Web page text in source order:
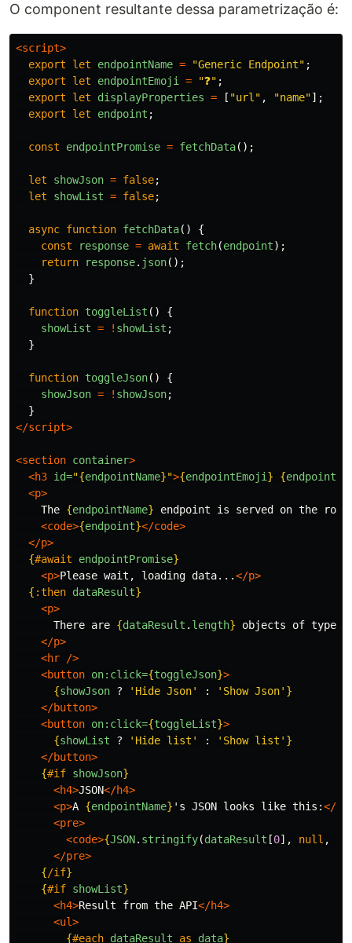
O component resultante dessa parametrização é:
<script>
export
let endpointName = "Generic Endpoint" ;
export
let endpointEmoji = "❓" ;
export
let displayProperties = [ "url " , "name"];
export
let endpoint ;
const endpointPromise = fetchData();
let showJson = false;
let
showList = false;
async function fetchData()
{
const
response = await fetch(endpoint);
return
response. json();
}
function toggleList ()
{
showList = ! showList ;
}
function toggleJson()
{
showJson = ! showJson;
}
</script>
<section container>
<h3 id="{endpointName}">{endpointEmoji } {
<p>
    The
{endpointName} endpoint is served on the
<code>{endpoint}</code>
</p>
{#await endpointPromise}
<p>Please wait, loading data...</p>
{ :then dataResult}
<p>
      There are
{dataResult . length} objects of type
</p>
<hr
/>
<button on:click={toggleJson}>
{showJson ? ' Hide Json' : ' Show Json' }
</button>
<button on:click={toggleList}>
{showList ? ' Hide list ' : ' Show list ' }
</button>
{#if showJson}
<h4>JSON</h4>
<p>A {endpointName} 's JSON looks like this:</p>
<pre>
<code>{JSON. stringify(dataResult [0], null ,
</pre>
{/if}
{#if showList}
<h4>Result from the API</h4>
<ul>
{#each dataResult as data}